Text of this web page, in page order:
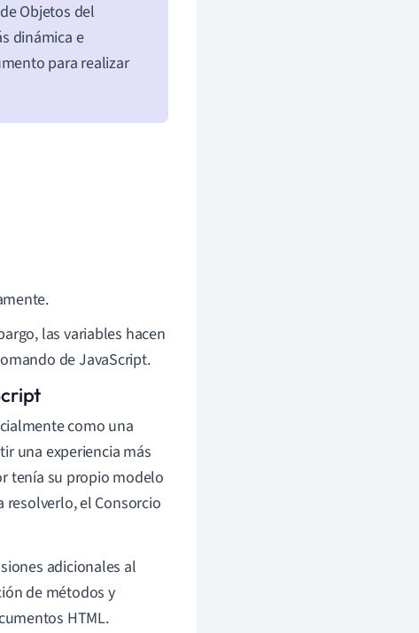
Objetos del
dinámica e
para realizar
las variables hacen
de JavaScript.
como una
una experiencia más
tenía su propio modelo
el Consorcio
adicionales al
de métodos y
HTML.